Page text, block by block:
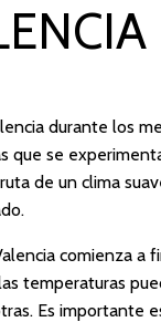
durante los
que se
de un clima
comienza
temperaturas
Es importante